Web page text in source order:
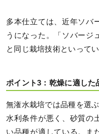
多本仕立ては、近年ソバ
うになった。「ソバージ
と同じ栽培技術といって
ポイント3：乾燥に適した
無潅水栽培では品種を選
水利条件が悪く、砂質の
い品種が適している。ま